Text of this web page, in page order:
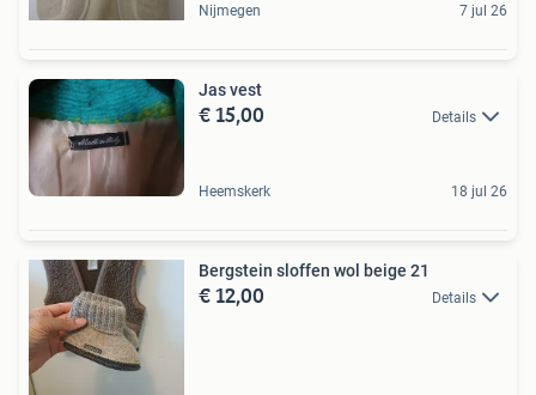
Nijmegen 7 jul 26
Jas vest
€ 15,00 Details
Heemskerk 18 jul 26
Bergstein sloffen wol beige 21
€ 12,00 Details